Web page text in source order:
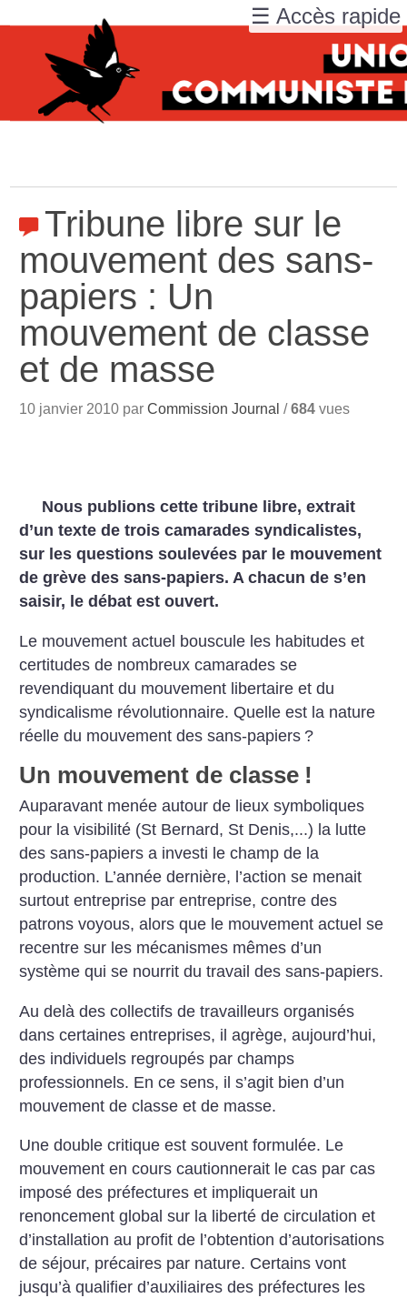
Tribune libre sur le
mouvement des sans-
papiers : Un
mouvement de classe
et de masse
10 janvier 2010 parCommission Journal /684 vues
Nous publions cette tribune libre, extrait
d’un texte de trois camarades syndicalistes,
sur les questions soulevées par le mouvement
de grève des sans-papiers. A chacun de s’en
saisir, le débat est ouvert.
Le mouvement actuel bouscule les habitudes et
certitudes de nombreux camarades se
revendiquant du mouvement libertaire et du
syndicalisme révolutionnaire. Quelle est la nature
réelle du mouvement des sans-papiers ?
Un mouvement de classe !
Auparavant menée autour de lieux symboliques
pour la visibilité (St Bernard, St Denis,...) la lutte
des sans-papiers a investi le champ de la
production. L’année dernière, l’action se menait
surtout entreprise par entreprise, contre des
patrons voyous, alors que le mouvement actuel se
recentre sur les mécanismes mêmes d’un
système qui se nourrit du travail des sans-papiers.
Au delà des collectifs de travailleurs organisés
dans certaines entreprises, il agrège, aujourd’hui,
des individuels regroupés par champs
professionnels. En ce sens, il s’agit bien d’un
mouvement de classe et de masse.
Une double critique est souvent formulée. Le
mouvement en cours cautionnerait le cas par cas
imposé des préfectures et impliquerait un
renoncement global sur la liberté de circulation et
d’installation au profit de l’obtention d’autorisations
de séjour, précaires par nature. Certains vont
jusqu’à qualifier d’auxiliaires des préfectures les
☰ Accès rapide